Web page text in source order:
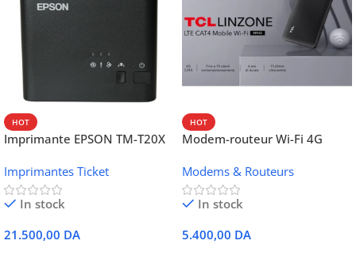
HOT
Imprimante EPSON TM-T20X
Ethernet
Imprimantes Ticket
In stock
21.500,00 DA
HOT
Modem-routeur Wi-Fi 4G
Modems & Routeurs
In stock
5.400,00 DA